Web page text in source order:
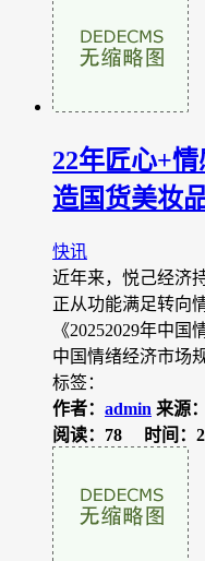
22年匠心+
造国货美妆
快讯
近年来，悦己经济
正从功能满足转向
《20252029年中
中国情绪经济市场
标签：
作者： admin 来源：
阅读：78
时间：